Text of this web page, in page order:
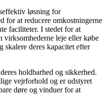
løsning for
for at reducere omkostningerne
faciliteter. I stedet for at
virksomhederne leje eller købe
deres kapacitet efter
holdbarhed og sikkerhed.
vejrforhold og er udstyret
døre og vinduer for at